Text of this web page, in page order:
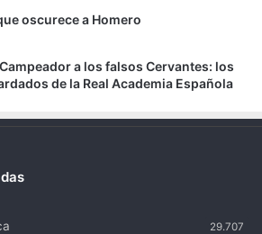
oscurece a Homero
a los falsos Cervantes: los
de la Real Academia Española
29.707